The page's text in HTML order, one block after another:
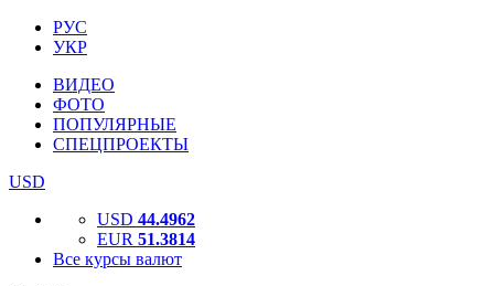
РУС
УКР
ВИДЕО
ФОТО
ПОПУЛЯРНЫЕ
СПЕЦПРОЕКТЫ
USD
USD 44.4962
EUR 51.3814
Все курсы валют